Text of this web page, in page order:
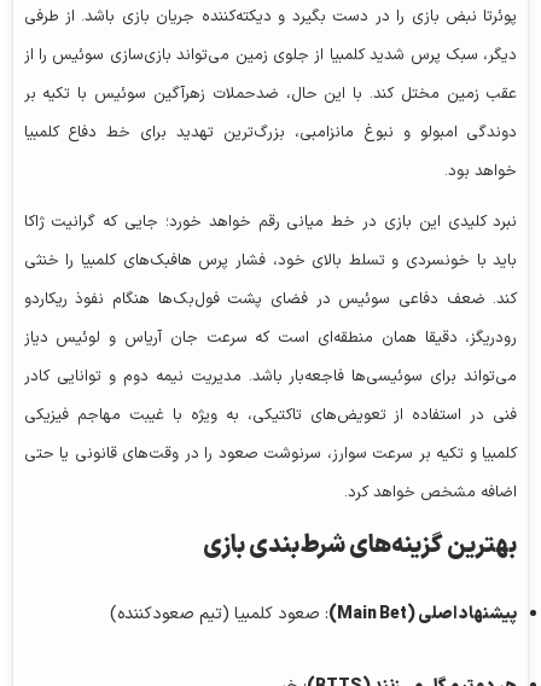
پوئرتا نبض بازی را در دست بگیرد و دیکته‌کننده جریان بازی باشد. از طرفی
دیگر، سبک پرس شدید کلمبیا از جلوی زمین می‌تواند بازی‌سازی سوئیس را از
عقب زمین مختل کند. با این حال، ضدحملات زهرآگین سوئیس با تکیه بر
دوندگی امبولو و نبوغ مانزامبی، بزرگ‌ترین تهدید برای خط دفاع کلمبیا
خواهد بود.
نبرد کلیدی این بازی در خط میانی رقم خواهد خورد؛ جایی که گرانیت ژاکا
باید با خونسردی و تسلط بالای خود، فشار پرس هافبک‌های کلمبیا را خنثی
کند. ضعف دفاعی سوئیس در فضای پشت فول‌بک‌ها هنگام نفوذ ریکاردو
رودریگز، دقیقا همان منطقه‌ای است که سرعت جان آریاس و لوئیس دیاز
می‌تواند برای سوئیسی‌ها فاجعه‌بار باشد. مدیریت نیمه دوم و توانایی کادر
فنی در استفاده از تعویض‌های تاکتیکی، به ویژه با غیبت مهاجم فیزیکی
کلمبیا و تکیه بر سرعت سوارز، سرنوشت صعود را در وقت‌های قانونی یا حتی
اضافه مشخص خواهد کرد.
بهترین گزینه‌های شرط‌بندی بازی
پیشنهاد اصلی (Main Bet) : صعود کلمبیا (تیم صعودکننده)